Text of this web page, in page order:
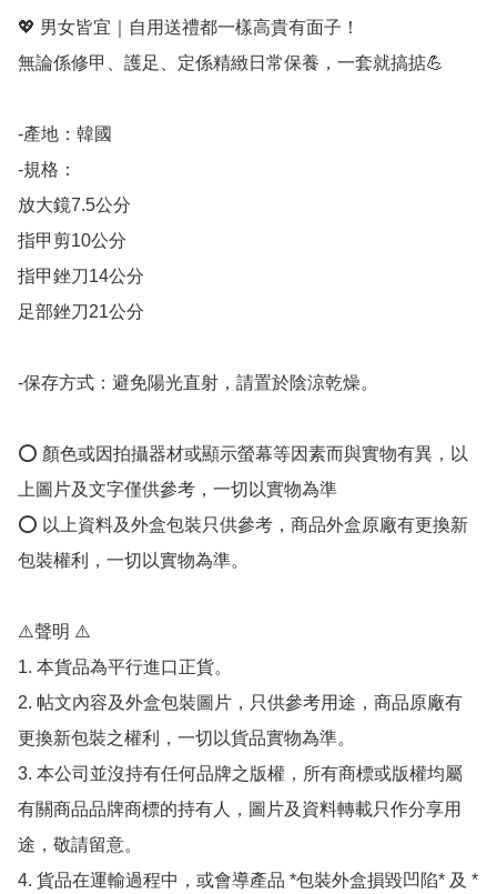
💖 男女皆宜｜自用送禮都一樣高貴有面子！
無論係修甲、護足、定係精緻日常保養，一套就搞掂💪
-產地：韓國
-規格：
放大鏡7.5公分
指甲剪10公分
指甲銼刀14公分
足部銼刀21公分
-保存方式：避免陽光直射，請置於陰涼乾燥。
⭕️ 顏色或因拍攝器材或顯示螢幕等因素而與實物有異，以
上圖片及文字僅供參考，一切以實物為準
⭕️ 以上資料及外盒包裝只供參考，商品外盒原廠有更換新
包裝權利，一切以實物為準。
⚠️聲明 ⚠️
1. 本貨品為平行進口正貨。
2. 帖文內容及外盒包裝圖片，只供參考用途，商品原廠有
更換新包裝之權利，一切以貨品實物為準。
3. 本公司並沒持有任何品牌之版權，所有商標或版權均屬
有關商品品牌商標的持有人，圖片及資料轉載只作分享用
途，敬請留意。
4. 貨品在運輸過程中，或會導產品 *包裝外盒損毀凹陷* 及 *